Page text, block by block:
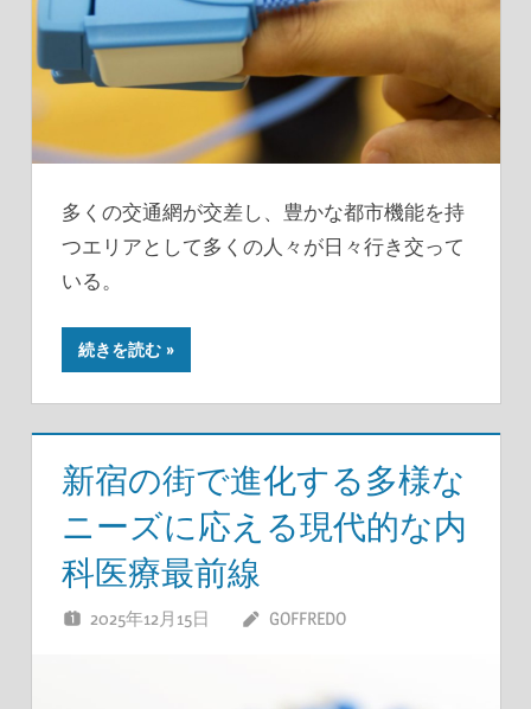
多くの交通網が交差し、豊かな都市機能を持
つエリアとして多くの人々が日々行き交って
いる。
続きを読む
新宿の街で進化する多様な
ニーズに応える現代的な内
科医療最前線
2025年12月15日 GOFFREDO